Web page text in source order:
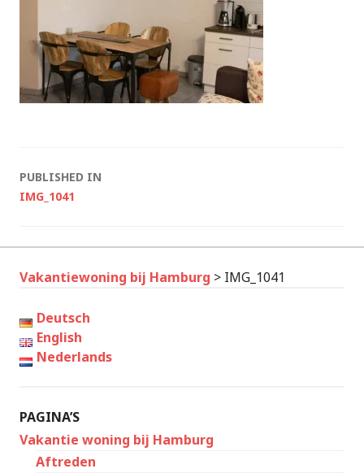
Post
PUBLISHED IN
IMG_1041
Vakantiewoning bij Hamburg > IMG_1041
Deutsch
English
Nederlands
PAGINA’S
Vakantie woning bij Hamburg
Aftreden